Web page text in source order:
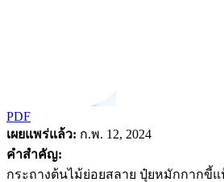
PDF
เผยแพร่แล้ว: ก.พ. 12, 2024
คำสำคัญ:
กระถางต้นไม้ย่อยสลาย ปุ๋ยหมักกากขี้แ